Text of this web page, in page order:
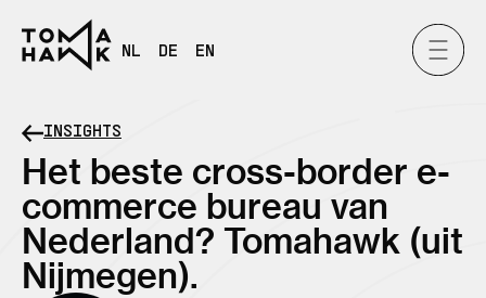
NL DE EN
INSIGHTS
Het beste cross-border e-
commerce bureau van
Nederland? Tomahawk (uit
Nijmegen).